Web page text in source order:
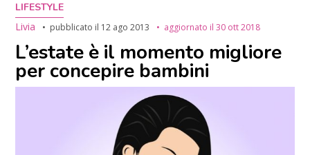
LIFESTYLE
Livia
pubblicato il 12 ago 2013 aggiornato il30 ott 2018
L’estate è il momento migliore
per concepire bambini